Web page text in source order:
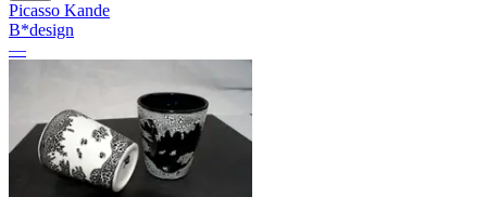
Picasso Kande
B*design
—